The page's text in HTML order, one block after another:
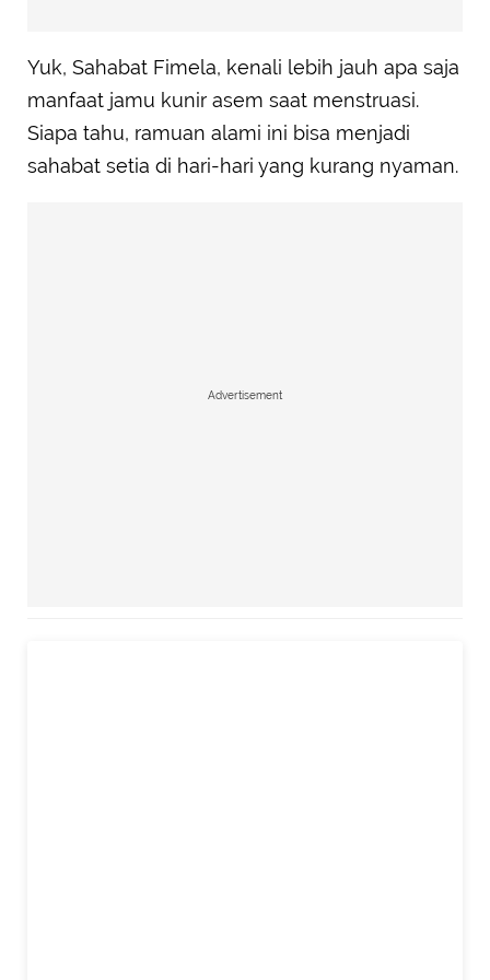
Yuk, Sahabat Fimela, kenali lebih jauh apa saja
manfaat jamu kunir asem saat menstruasi.
Siapa tahu, ramuan alami ini bisa menjadi
sahabat setia di hari-hari yang kurang nyaman.
Advertisement